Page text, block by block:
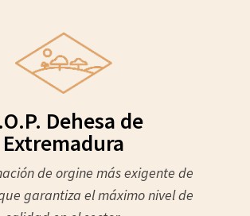
Dehesa de
Extremadura
de orgine más exigente de
garantiza el máximo nivel de